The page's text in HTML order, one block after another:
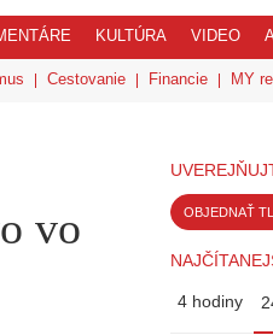
KULTÚRA VIDEO
Cestovanie Financie MY
vo
OBJEDNAŤ
4 hodiny